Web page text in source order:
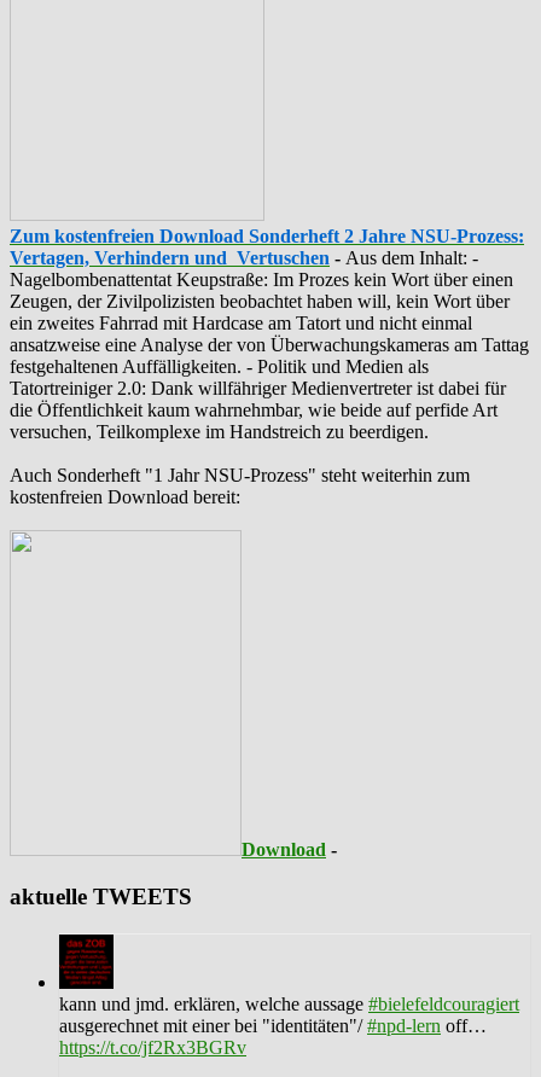
Zum kostenfreien Download Sonderheft 2 Jahre NSU-Prozess:
Vertagen, Verhindern und Vertuschen - Aus dem Inhalt: -
‪Nagelbombenattentat‬ ‎Keupstraße‬: Im Prozes kein Wort über einen
Zeugen, der Zivilpolizisten beobachtet haben will, kein Wort über
ein zweites Fahrrad mit Hardcase am Tatort und nicht einmal
ansatzweise eine Analyse der von Überwachungskameras am Tattag
festgehaltenen Auffälligkeiten. - Politik und Medien als
‪Tatortreiniger‬ 2.0: Dank willfähriger Medienvertreter ist dabei für
die Öffentlichkeit kaum wahrnehmbar, wie beide auf perfide Art
versuchen, Teilkomplexe im Handstreich zu beerdigen.
Auch Sonderheft "1 Jahr NSU-Prozess" steht weiterhin zum
kostenfreien Download bereit:
Download -
aktuelle TWEETS
kann und jmd. erklären, welche aussage #bielefeldcouragiert
ausgerechnet mit einer bei "identitäten"/#npd-lern off…
https://t.co/jf2Rx3BGRv